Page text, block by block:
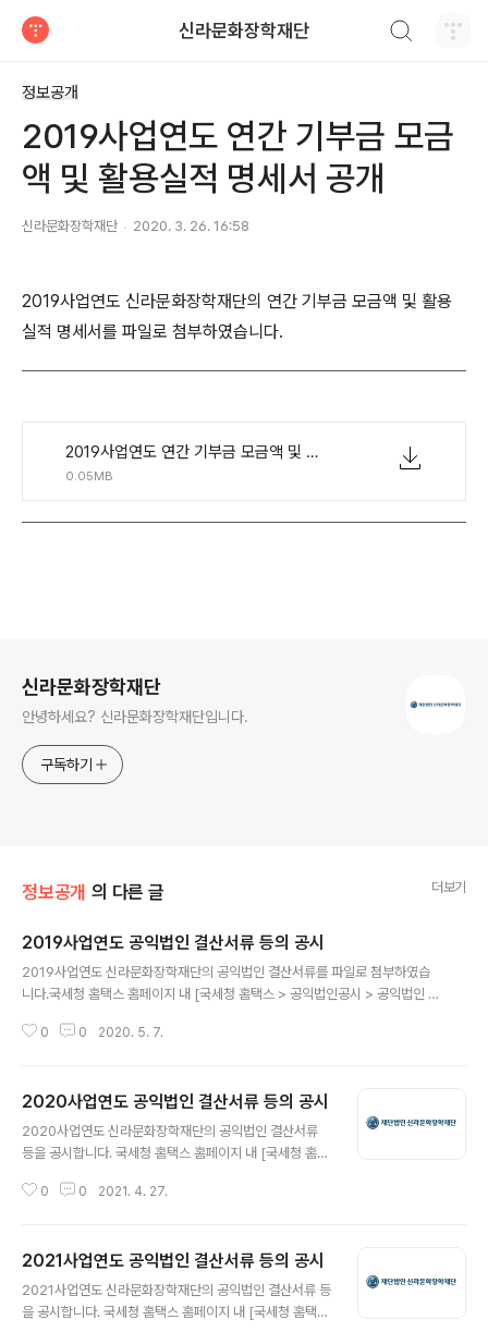
신라문화장학재단
정보공개
2019사업연도 연간 기부금 모금
액 및 활용실적 명세서 공개
신라문화장학재단 2020. 3. 26. 16:58
2019사업연도 신라문화장학재단의 연간 기부금 모금액 및 활용
실적 명세서를 파일로 첨부하였습니다.
2019사업연도 연간 기부금 모금액 및 활용실적 명세서_신라문화장학재단.pdf
0.05MB
신라문화장학재단
안녕하세요? 신라문화장학재단입니다.
구독하기
정보공개 의 다른 글 더보기
2019사업연도 공익법인 결산서류 등의 공시
2019사업연도 신라문화장학재단의 공익법인 결산서류를 파일로 첨부하였습
니다.국세청 홈택스 홈페이지 내 [국세청 홈택스 > 공익법인공시 > 공익법인 결
0 0 2020. 5. 7.
2020사업연도 공익법인 결산서류 등의 공시
2020사업연도 신라문화장학재단의 공익법인 결산서류
등을 공시합니다. 국세청 홈택스 홈페이지 내 [국세청 홈택
에서도 열람하실 수 있습니다.
0 0 2021. 4. 27.
2021사업연도 공익법인 결산서류 등의 공시
2021사업연도 신라문화장학재단의 공익법인 결산서류 등
을 공시합니다. 국세청 홈택스 홈페이지 내 [국세청 홈택스